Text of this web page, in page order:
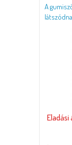
A
Eladási